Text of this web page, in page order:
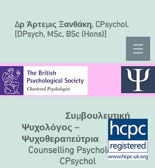
Δρ Άρτεμις Ξανθάκη, CPsychol.
[DPsych, MSc, BSc (Hons)]
Συμβουλευτική
Ψυχολόγος –
Ψυχοθεραπεύτρια
Counselling Psychologist
CPsychol